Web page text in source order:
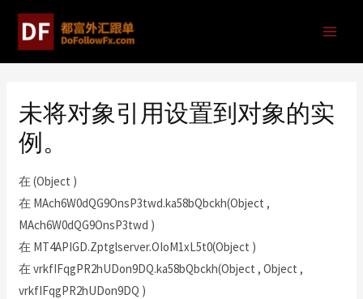
未将对象引用设置到对象的实
例。
在 (Object )
在 MAch6W0dQG9OnsP3twd.ka58bQbckh(Object ,
MAch6W0dQG9OnsP3twd )
在 MT4APIGD.Zptglserver.OIoM1xL5t0(Object )
在 vrkfIFqgPR2hUDon9DQ.ka58bQbckh(Object , Object ,
vrkfIFqgPR2hUDon9DQ )